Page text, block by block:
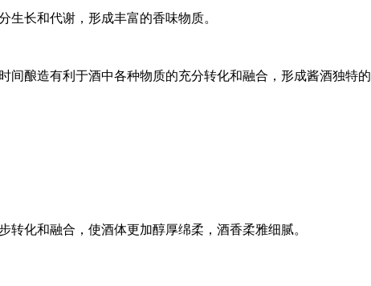
长和代谢，形成丰富的香味物质。
酿造有利于酒中各种物质的充分转化和融合，形成酱酒独特的
化和融合，使酒体更加醇厚绵柔，酒香柔雅细腻。